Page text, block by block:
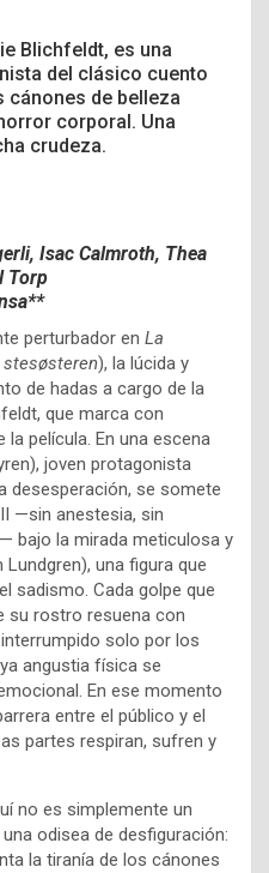
Blichfeldt, es una
del clásico cuento
cánones de belleza
corporal. Una
crudeza.
Isac Calmroth, Thea
Torp
perturbador en La
stesøsteren), la lúcida y
de hadas a cargo de la
que marca con
película. En una escena
joven protagonista
desesperación, se somete
—sin anestesia, sin
bajo la mirada meticulosa y
una figura que
sadismo. Cada golpe que
su rostro resuena con
solo por los
angustia física se
En ese momento
entre el público y el
partes respiran, sufren y
no es simplemente un
odisea de desfiguración:
la tiranía de los cánones